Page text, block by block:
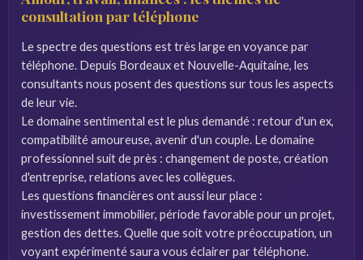
consultation par téléphone
Le spectre des questions est très large en voyance par
téléphone. Depuis Bordeaux et Nouvelle-Aquitaine, les
consultants nous posent des questions sur tous les aspects
de leur vie.
Le domaine sentimental est le plus demandé : retour d'un ex,
compatibilité amoureuse, avenir d'un couple. Le domaine
professionnel suit de près : changement de poste, création
d'entreprise, relations avec les collègues.
Les questions financières ont aussi leur place :
investissement immobilier, période favorable pour un projet,
gestion des dettes. Quelle que soit votre préoccupation, un
voyant expérimenté saura vous éclairer par téléphone.